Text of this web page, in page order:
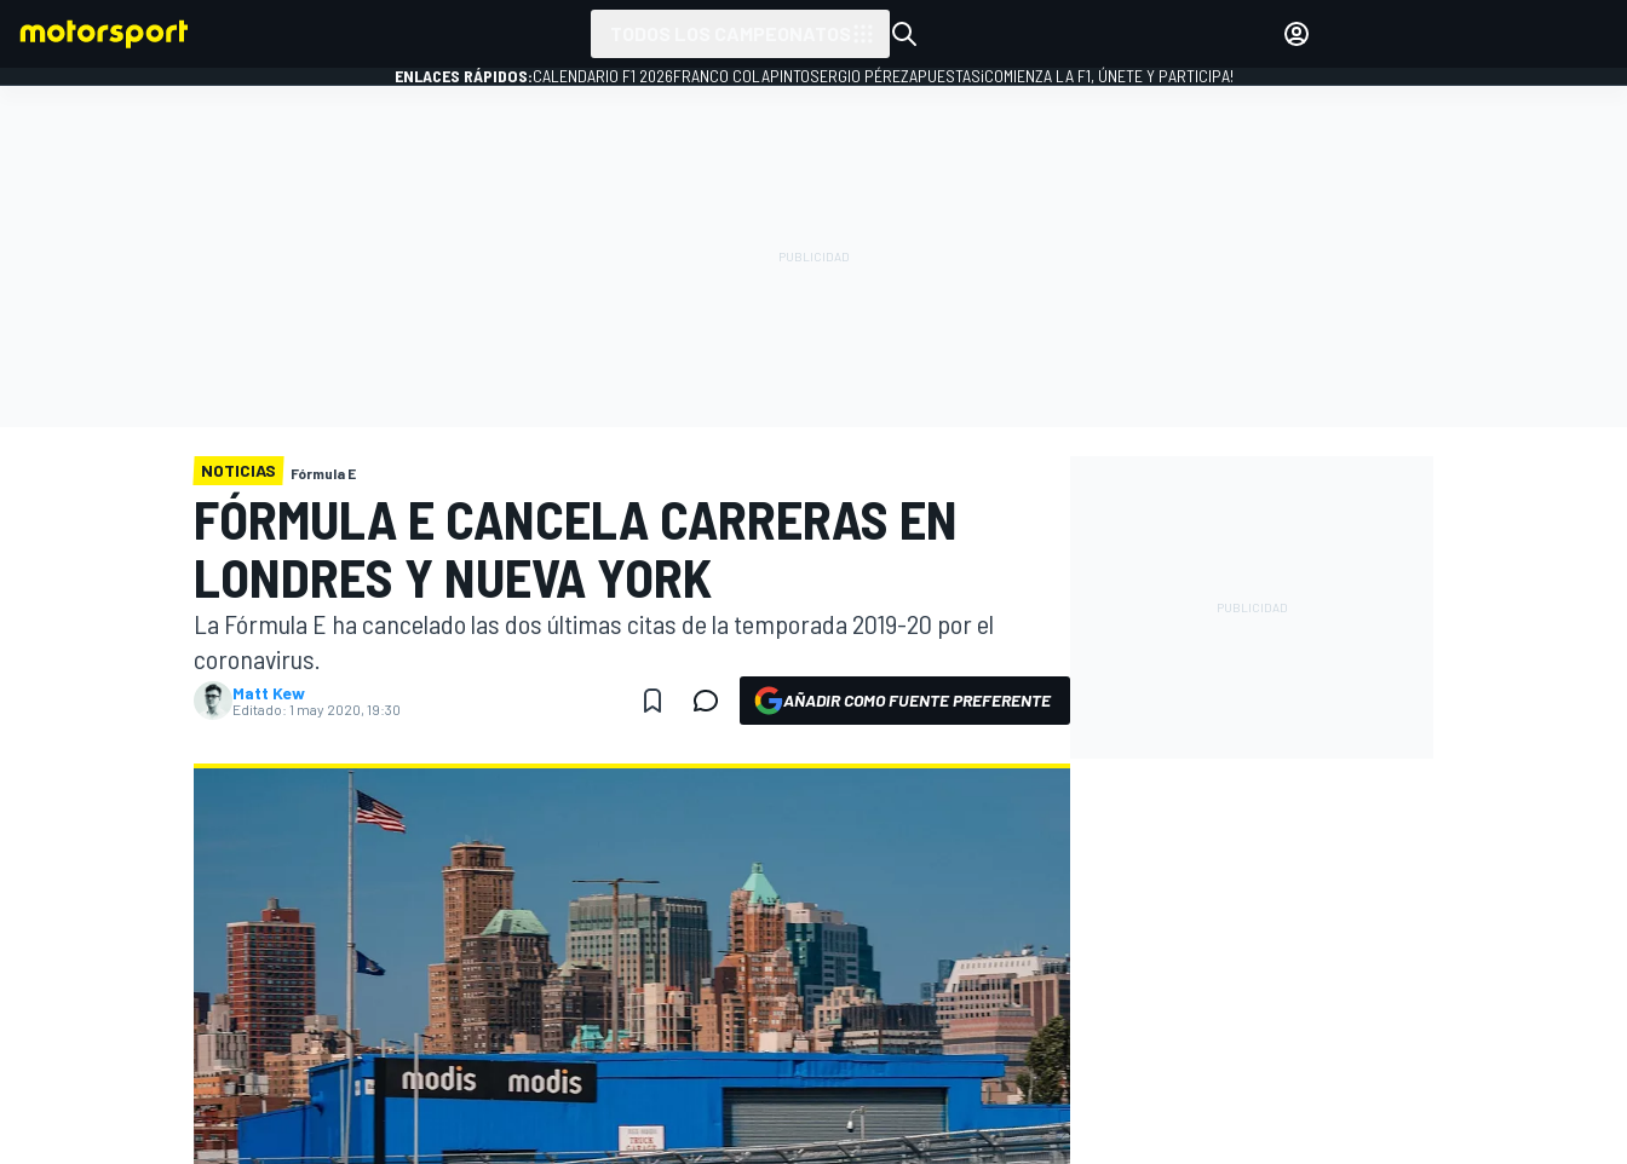
INDYCAR
MOTOGP
INICIAR SESIÓN
ENLACES RÁPIDOS:CALENDARIO F1 2026FRANCO COLAPINTOSERGIO PÉREZAPUESTAS¡COMIENZA LA F1, ÚNETE Y PARTICIPA!
NOTICIAS Fórmula E
FÓRMULA E CANCELA CARRERAS EN
LONDRES Y NUEVA YORK
La Fórmula E ha cancelado las dos últimas citas de la temporada 2019-20 por el
coronavirus.
Matt Kew
Editado: 1 may 2020, 19:30 AÑADIR COMO FUENTE PREFERENTE